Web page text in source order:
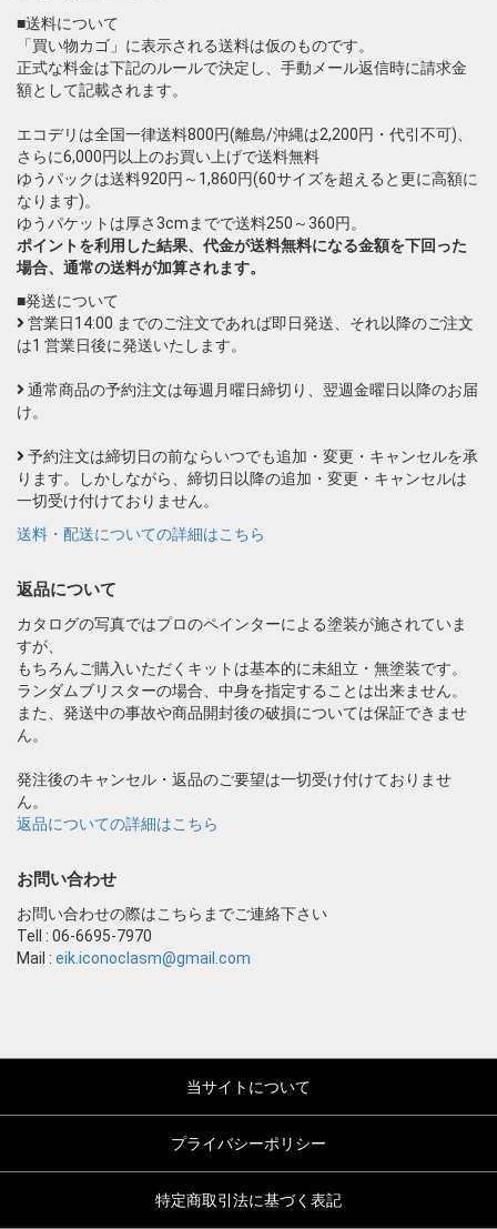
■送料について
「買い物カゴ」に表示される送料は仮のものです。
正式な料金は下記のルールで決定し、手動メール返信時に請求金
額として記載されます。
エコデリは全国一律送料800円(離島/沖縄は2,200円・代引不可)、
さらに6,000円以上のお買い上げで送料無料
ゆうパックは送料920円～1,860円(60サイズを超えると更に高額に
なります)。
ゆうパケットは厚さ3cmまでで送料250～360円。
ポイントを利用した結果、代金が送料無料になる金額を下回った
場合、通常の送料が加算されます。
■発送について
営業日14:00 までのご注文であれば即日発送、それ以降のご注文
は1 営業日後に発送いたします。
通常商品の予約注文は毎週月曜日締切り、翌週金曜日以降のお届
け。
予約注文は締切日の前ならいつでも追加・変更・キャンセルを承
ります。しかしながら、締切日以降の追加・変更・キャンセルは
一切受け付けておりません。
送料・配送についての詳細はこちら
返品について
カタログの写真ではプロのペインターによる塗装が施されていま
すが、
もちろんご購入いただくキットは基本的に未組立・無塗装です。
ランダムブリスターの場合、中身を指定することは出来ません。
また、発送中の事故や商品開封後の破損については保証できませ
ん。
発注後のキャンセル・返品のご要望は一切受け付けておりませ
ん。
返品についての詳細はこちら
お問い合わせ
お問い合わせの際はこちらまでご連絡下さい
Tell : 06-6695-7970
Mail : eik.iconoclasm@gmail.com
当サイトについて
プライバシーポリシー
特定商取引法に基づく表記